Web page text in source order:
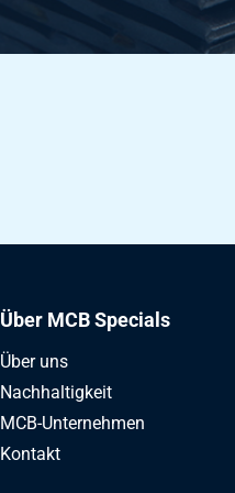
Über MCB Specials
Über uns
Nachhaltigkeit
MCB-Unternehmen
Kontakt